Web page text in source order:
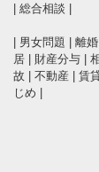
総合相談
男女問題 離婚
居
財産分与
故
不動産 賃
じめ